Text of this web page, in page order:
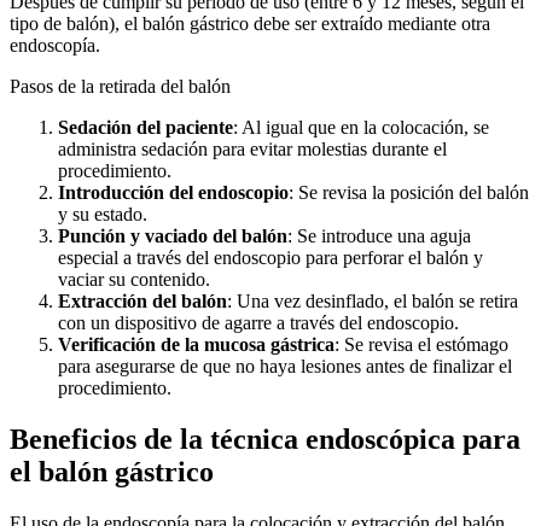
tipo de balón), el balón gástrico debe ser extraído mediante otra
endoscopía.
Pasos de la retirada del balón
Sedación del paciente: Al igual que en la colocación, se
administra sedación para evitar molestias durante el
procedimiento.
Introducción del endoscopio: Se revisa la posición del balón
y su estado.
Punción y vaciado del balón: Se introduce una aguja
especial a través del endoscopio para perforar el balón y
vaciar su contenido.
Extracción del balón: Una vez desinflado, el balón se retira
con un dispositivo de agarre a través del endoscopio.
Verificación de la mucosa gástrica: Se revisa el estómago
para asegurarse de que no haya lesiones antes de finalizar el
procedimiento.
Beneficios de la técnica endoscópica para
el balón gástrico